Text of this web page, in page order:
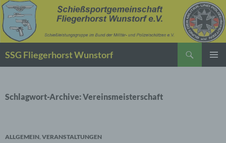
SSG Fliegerhorst Wunstorf
Schlagwort-Archive: Vereinsmeisterschaft
ALLGEMEIN, VERANSTALTUNGEN